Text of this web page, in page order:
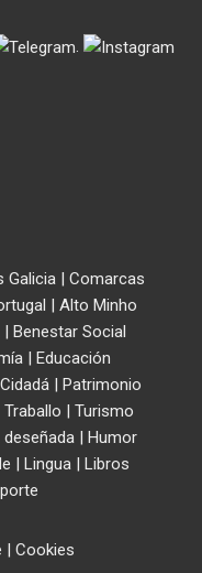
.
Galicia| Comarcas
| Alto Minho
| Benestar Social
| Educación
| Patrimonio
Traballo | Turismo
deseñada | Humor
| Lingua| Libros
| Cookies